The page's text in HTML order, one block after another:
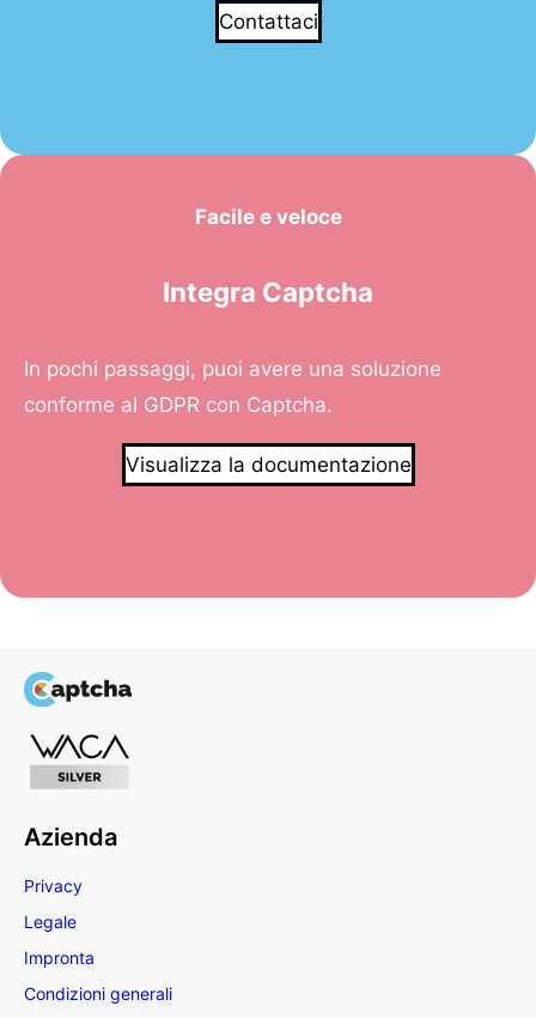
Contattaci
Facile e veloce
Integra Captcha
In pochi passaggi, puoi avere una soluzione
conforme al GDPR con Captcha.
Visualizza la documentazione
Azienda
Privacy
Legale
Impronta
Condizioni generali